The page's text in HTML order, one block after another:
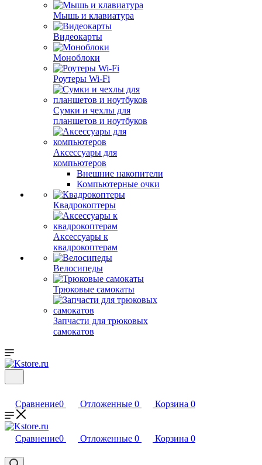
Мышь и клавиатура
Видеокарты
Моноблоки
Роутеры Wi-Fi
Сумки и чехлы для
планшетов и ноутбуков
Аксессуары для
компьютеров
Внешние накопители
Компьютерные очки
Квадрокоптеры
Аксессуары к
квадрокоптерам
Велосипеды
Трюковые самокаты
Запчасти для трюковых
самокатов
Сравнение0 Отложенные 0 Корзина 0
Сравнение0 Отложенные 0 Корзина 0